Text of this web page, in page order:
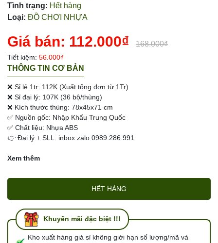
Tình trạng: Hết hàng
Loại: ĐỒ CHƠI NHỰA
Giá bán: 112.000₫ 168.000₫
Tiết kiệm: 56.000₫
THÔNG TIN CƠ BẢN
❌ Sỉ lẻ 1tr: 112K (Xuất tổng đơn từ 1Tr)
❌ Sỉ đại lý: 107K (36 bộ/thùng)
❌ Kích thước thùng: 78x45x71 cm
✅ Nguồn gốc: Nhập Khẩu Trung Quốc
✅ Chất liệu: Nhựa ABS
👉 Đại lý + SLL: inbox zalo 0989.286.991
Xem thêm
HẾT HÀNG
Khuyến mãi đặc biệt !!!
Kho xuất hàng giá sỉ không giới hạn số lượng/mã và